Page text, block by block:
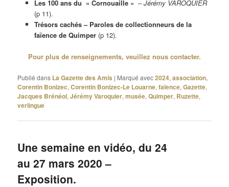
Les 100 ans du » Cornouaille « –Jérémy VAROQUIER
(p 11).
Trésors cachés – Paroles de collectionneurs de la
faïence de Quimper(p 12).
Pour plus de renseignements, veuillez nous contacter.
Publié dans La Gazette des Amis | Marqué avec2024,association,
Corentin Bonizec,Corentin Bonizec-Le Louarne,faïence,Gazette,
Jacques Brénéol,Jérémy Varoquier,musée,Quimper, Ruzette,
verlingue
Une semaine en vidéo, du 24
au 27 mars 2020 –
Exposition.